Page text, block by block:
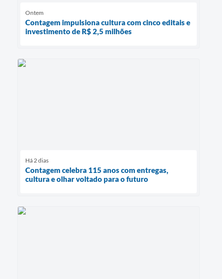
Ontem
Contagem impulsiona cultura com cinco editais e
investimento de R$ 2,5 milhões
Há 2 dias
Contagem celebra 115 anos com entregas,
cultura e olhar voltado para o futuro